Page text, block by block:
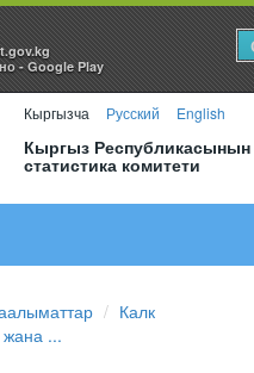
- Google Play
Кыргызча Русский English
Кыргыз Республикасынын
статистика комитети
Калк
...